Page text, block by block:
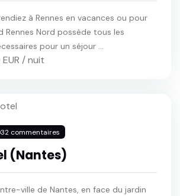
à Rennes en vacances ou pour
Rennes Nord possède tous les
pour un séjour ...
/ nuit
commentaires
(Nantes)
ville de Nantes, en face du jardin